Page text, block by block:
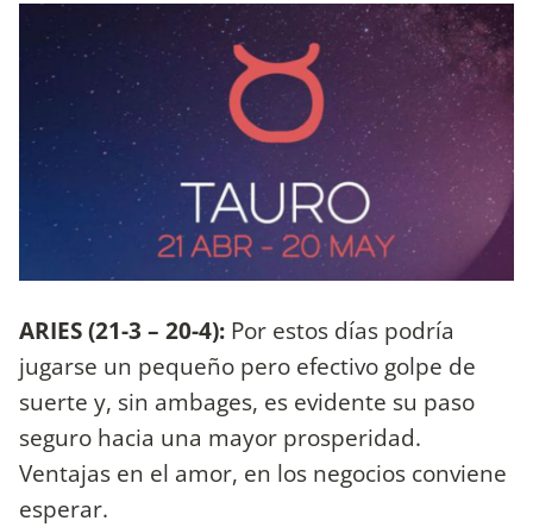
ARIES (21-3 – 20-4): Por estos días podría
jugarse un pequeño pero efectivo golpe de
suerte y, sin ambages, es evidente su paso
seguro hacia una mayor prosperidad.
Ventajas en el amor, en los negocios conviene
esperar.